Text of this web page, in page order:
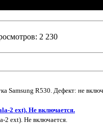
2 230
Samsung R530. Дефект: не
2 ext). Не включается.
2 ext). Не включается.